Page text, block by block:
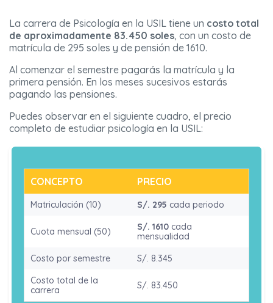
La carrera de Psicología en la USIL tiene un costo total
de aproximadamente 83.450 soles, con un costo de
matrícula de 295 soles y de pensión de 1610.
Al comenzar el semestre pagarás la matrícula y la
primera pensión. En los meses sucesivos estarás
pagando las pensiones.
Puedes observar en el siguiente cuadro, el precio
completo de estudiar psicología en la USIL:
CONCEPTO PRECIO
Matriculación (10) S/. 295 cada periodo
Cuota mensual (50) S/. 1610 cada
mensualidad
Costo por semestre
S/. 8.345
Costo total de la
carrera
S/. 83.450